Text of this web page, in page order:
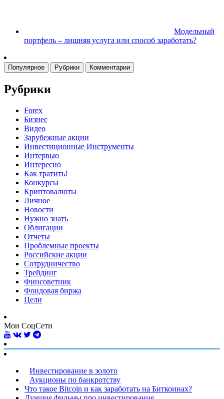
Модельный
портфель – лишняя услуга или способ заработать?
Популярное Рубрики Комментарии
Рубрики
Forex
Бизнес
Видео
Зарубежные акции
Инвестиционные Инструменты
Интервью
Интересно
Как тратить!
Конкурсы
Криптовалюты
Личное
Новости
Нужно знать
Облигации
Отчеты
Проблемные проекты
Российские акции
Сотрудничество
Трейдинг
Финсоветник
Фондовая биржа
Цели
Мои СоцСети
Инвестирование в золото
Аукционы по банкротству
Что такое Bitcoin и как заработать на Биткоинах?